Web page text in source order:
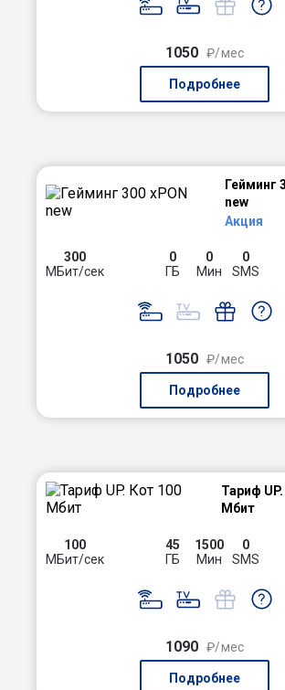
1050 ₽/мес
Подробнее
Гейминг
new
Акция
300
МБит/сек
0
ГБ
0
Мин
0
SMS
1050 ₽/мес
Подробнее
Тариф
Мбит
100
МБит/сек
45
ГБ
1500
Мин
0
SMS
1090 ₽/мес
Подробнее